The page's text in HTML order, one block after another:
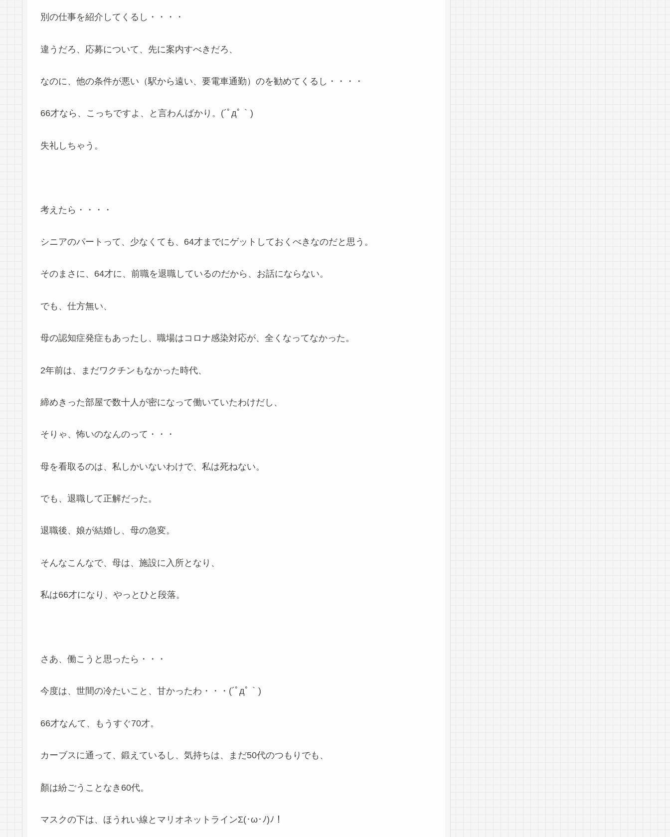
別の仕事を紹介してくるし・・・・
違うだろ、応募について、先に案内すべきだろ、
なのに、他の条件が悪い（駅から遠い、要電車通勤）のを勧めてくるし・・・・
66才なら、こっちですよ、と言わんばかり。(´ﾟдﾟ｀)
失礼しちゃう。
考えたら・・・・
シニアのパートって、少なくても、64才までにゲットしておくべきなのだと思う。
そのまさに、64才に、前職を退職しているのだから、お話にならない。
でも、仕方無い、
母の認知症発症もあったし、職場はコロナ感染対応が、全くなってなかった。
2年前は、まだワクチンもなかった時代、
締めきった部屋で数十人が密になって働いていたわけだし、
そりゃ、怖いのなんのって・・・
母を看取るのは、私しかいないわけで、私は死ねない。
でも、退職して正解だった。
退職後、娘が結婚し、母の急変。
そんなこんなで、母は、施設に入所となり、
私は66才になり、やっとひと段落。
さあ、働こうと思ったら・・・
今度は、世間の冷たいこと、甘かったわ・・・(´ﾟдﾟ｀)
66才なんて、もうすぐ70才。
カーブスに通って、鍛えているし、気持ちは、まだ50代のつもりでも、
顏は紛ごうことなき60代。
マスクの下は、ほうれい線とマリオネットラインΣ(･ω･ﾉ)ﾉ！